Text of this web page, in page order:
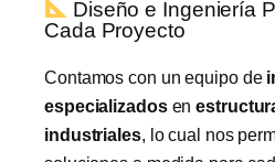
Diseño e Ingeniería
Cada Proyecto
Contamos con un equipo de
especializadosen
industriales, lo cual nos